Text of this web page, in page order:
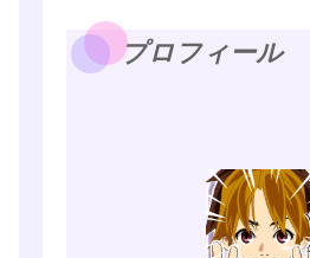
プロフィール